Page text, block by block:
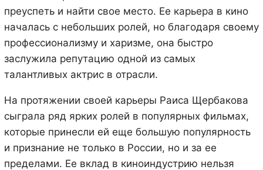
преуспеть и найти свое место. Ее карьера в кино
началась с небольших ролей, но благодаря своему
профессионализму и харизме, она быстро
заслужила репутацию одной из самых
талантливых актрис в отрасли.
На протяжении своей карьеры Раиса Щербакова
сыграла ряд ярких ролей в популярных фильмах,
которые принесли ей еще большую популярность
и признание не только в России, но и за ее
пределами. Ее вклад в киноиндустрию нельзя